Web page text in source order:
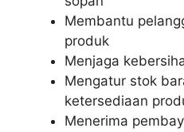
Membantu
produk
Menjaga
Mengatur stok
ketersediaan
Menerima